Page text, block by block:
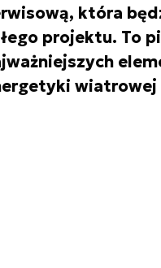
która
projektu. To
wiatrowej